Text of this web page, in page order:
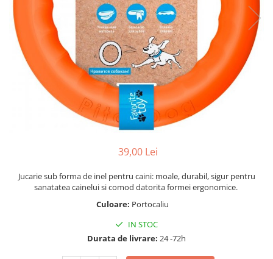
39,00 Lei
Jucarie sub forma de inel pentru caini: moale, durabil, sigur pentru
sanatatea cainelui si comod datorita formei ergonomice.
Culoare: Portocaliu
IN STOC
Durata de livrare: 24 -72h